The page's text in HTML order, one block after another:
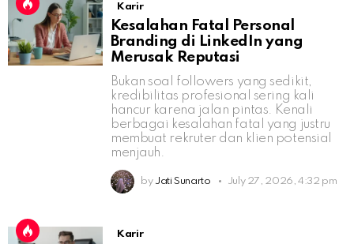
Karir
Kesalahan Fatal Personal
Branding di LinkedIn yang
Merusak Reputasi
Bukan soal followers yang sedikit,
kredibilitas profesional sering kali
hancur karena jalan pintas. Kenali
berbagai kesalahan fatal yang justru
membuat rekruter dan klien potensial
menjauh.
by Jati Sunarto July 27, 2026, 4:32 pm
Karir